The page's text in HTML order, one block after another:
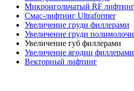
Микроигольчатый RF лифтинг
Смас-лифтинг Ultraformer
Увеличение груди филлерами
Увеличение груди
Увеличение губ филлерами
Увеличение ягодиц филлерами
Векторный лифтинг